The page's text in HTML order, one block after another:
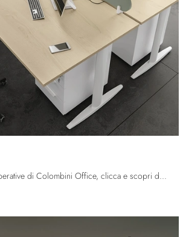
Se vuoi scrivanie operative di Colombini Office, clicca e scopri di più sul modello Teko Classic in melaminico per gli spazi di lavoro!